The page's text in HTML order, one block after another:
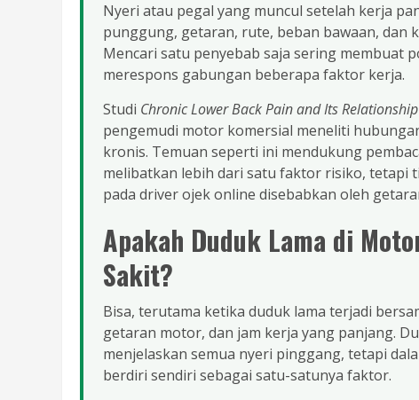
Nyeri atau pegal yang muncul setelah kerja
punggung, getaran, rute, beban bawaan,
Mencari satu penyebab saja sering membuat
merespons gabungan beberapa faktor kerja.
Studi Chronic Lower Back Pain and Its
pengemudi motor komersial meneliti
kronis. Temuan seperti ini mendukung
melibatkan lebih dari satu faktor risiko, tetapi
pada driver ojek online disebabkan oleh
Apakah Duduk Lama di
Sakit?
Bisa, terutama ketika duduk lama terjadi
getaran motor, dan jam kerja yang panjang.
menjelaskan semua nyeri pinggang, tetapi
berdiri sendiri sebagai satu-satunya faktor.